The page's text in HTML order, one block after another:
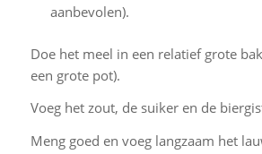
aanbevolen).
Doe het meel in een relatief grote
een grote pot).
Voeg het zout, de suiker en de
Meng goed en voeg langzaam het